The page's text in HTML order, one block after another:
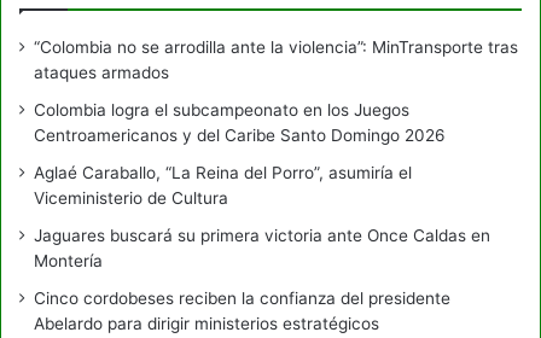
“Colombia no se arrodilla ante la violencia”: MinTransporte tras
ataques armados
Colombia logra el subcampeonato en los Juegos
Centroamericanos y del Caribe Santo Domingo 2026
Aglaé Caraballo, “La Reina del Porro”, asumiría el
Viceministerio de Cultura
Jaguares buscará su primera victoria ante Once Caldas en
Montería
Cinco cordobeses reciben la confianza del presidente
Abelardo para dirigir ministerios estratégicos